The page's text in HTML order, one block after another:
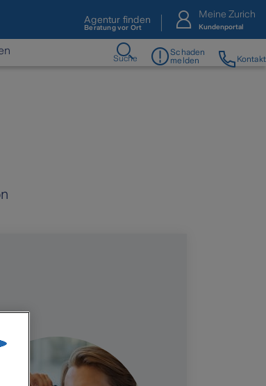
Agentur finden
Beratung vor Ort
Meine Zurich
Kundenportal
Suche
Schaden
melden
Kontakt